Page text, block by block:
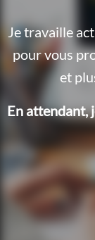
Je travaille
pour vous
et
En attendant,